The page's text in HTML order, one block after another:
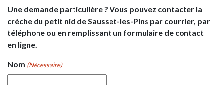
Une demande particulière ? Vous pouvez contacter la
crèche du petit nid de Sausset-les-Pins par courrier, par
téléphone ou en remplissant un formulaire de contact
en ligne.
Nom (Nécessaire)